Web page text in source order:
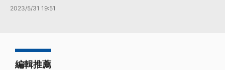
2023/5/31 19:51
編輯推薦